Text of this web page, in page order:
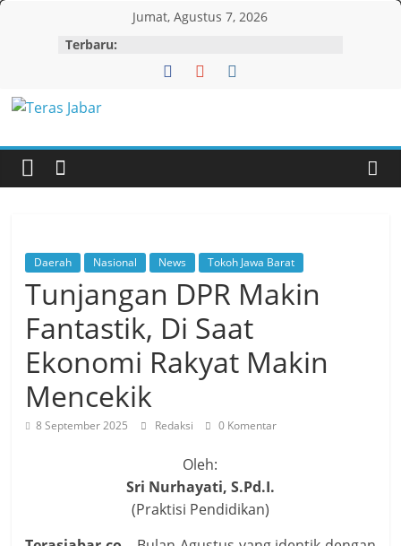
Skip
Jumat, Agustus 7, 2026
Terbaru:
Teras
Jabar
Daerah Nasional News Tokoh Jawa Barat
Tunjangan DPR Makin
Fantastik, Di Saat
Ekonomi Rakyat Makin
Mencekik
8 September 2025 Redaksi 0 Komentar
Oleh:
Sri Nurhayati, S.Pd.I.
(Praktisi Pendidikan)